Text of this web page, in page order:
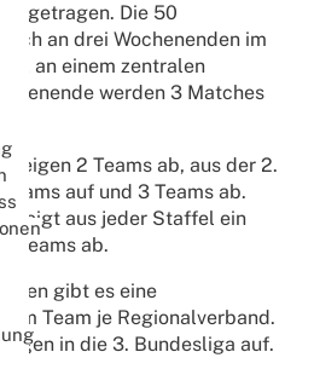
Die 50
an drei Wochenenden im
an einem zentralen
werden 3 Matches
steigen 2 Teams ab, aus der 2.
auf und 3 Teams ab.
steigt aus jeder Staffel ein
Teams ab.
gibt es eine
Team je Regionalverband.
in die 3. Bundesliga auf.